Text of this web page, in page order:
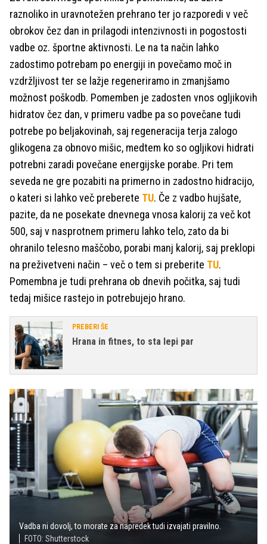
raznoliko in uravnotežen prehrano ter jo razporedi v več
obrokov čez dan in prilagodi intenzivnosti in pogostosti
vadbe oz. športne aktivnosti. Le na ta način lahko
zadostimo potrebam po energiji in povečamo moč in
vzdržljivost ter se lažje regeneriramo in zmanjšamo
možnost poškodb. Pomemben je zadosten vnos ogljikovih
hidratov čez dan, v primeru vadbe pa so povečane tudi
potrebe po beljakovinah, saj regeneracija terja zalogo
glikogena za obnovo mišic, medtem ko so ogljikovi hidrati
potrebni zaradi povečane energijske porabe. Pri tem
seveda ne gre pozabiti na primerno in zadostno hidracijo,
o kateri si lahko več preberete TU. Če z vadbo hujšate,
pazite, da ne posekate dnevnega vnosa kalorij za več kot
500, saj v nasprotnem primeru lahko telo, zato da bi
ohranilo telesno maščobo, porabi manj kalorij, saj preklopi
na preživetveni način – več o tem si preberite TU.
Pomembna je tudi prehrana ob dnevih počitka, saj tudi
tedaj mišice rastejo in potrebujejo hrano.
PREBERI ŠE
Hrana in fitnes, to sta lepi par
Vadba ni dovolj, to morate za napredek tudi izvajati pravilno.
FOTO: Shutterstock